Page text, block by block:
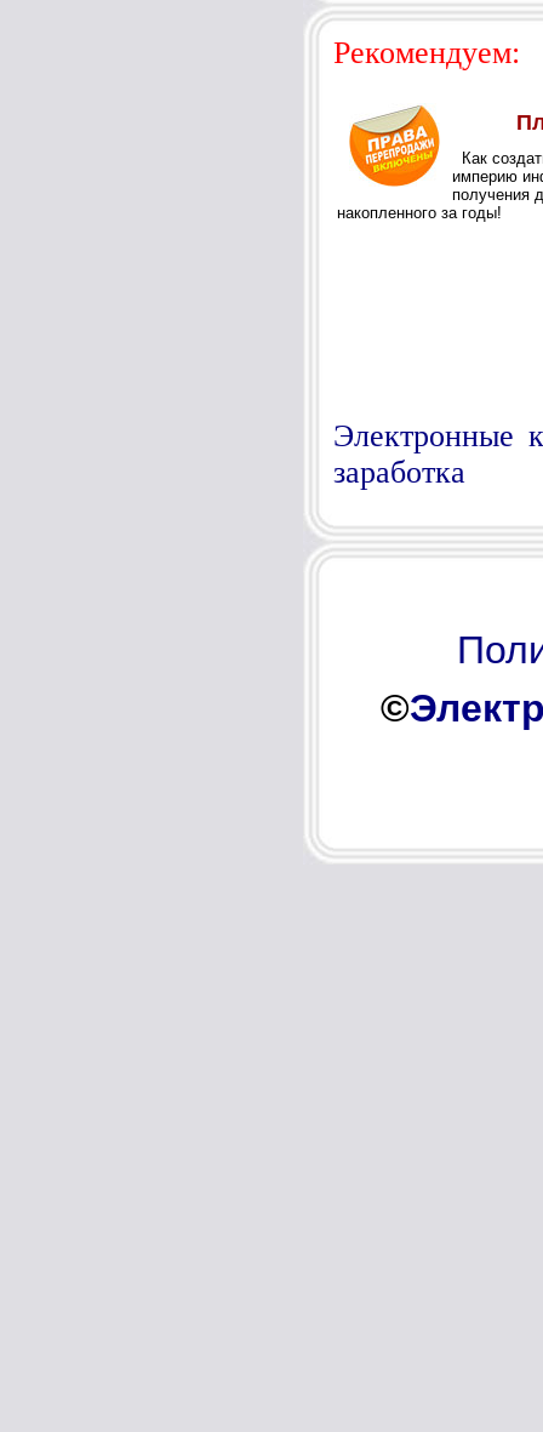
Рекомендуем:
Электронные
заработка
©